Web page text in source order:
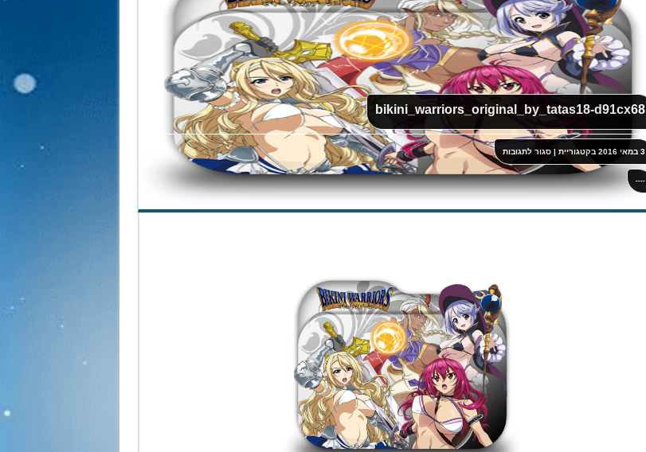
bikini_warriors_original_by_tatas18-d91cx68
3 במאי 2016 בקטגוריית |סגור לתגובותעל
bikini_warriors_original_by_tatas18-
d91cx68
----